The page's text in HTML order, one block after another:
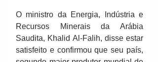
O ministro da Energia, Indústria e
Recursos Minerais da Arábia
Saudita, Khalid Al-Falih, disse estar
satisfeito e confirmou que seu país,